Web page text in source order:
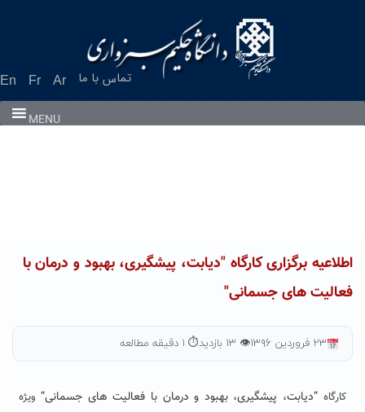
En Fr Ar تماس با ما
MENU
اطلاعیه برگزاری کارگاه "دیابت، پیشگیری، بهبود و درمان با
فعالیت های جسمانی"
۲۳ فروردین ۱۳۹۶ 👁 ۱۳ بازدید ⏱ ۱ دقیقه مطالعه
کارگاه “دیابت، پیشگیری، بهبود و درمان با فعالیت های جسمانی“ ویژه